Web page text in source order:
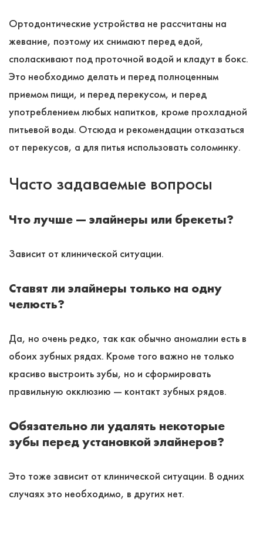
Ортодонтические устройства не рассчитаны на
жевание, поэтому их снимают перед едой,
споласкивают под проточной водой и кладут в бокс.
Это необходимо делать и перед полноценным
приемом пищи, и перед перекусом, и перед
употреблением любых напитков, кроме прохладной
питьевой воды. Отсюда и рекомендации отказаться
от перекусов, а для питья использовать соломинку.
Часто задаваемые вопросы
Что лучше ― элайнеры или брекеты?
Зависит от клинической ситуации.
Ставят ли элайнеры только на одну
челюсть?
Да, но очень редко, так как обычно аномалии есть в
обоих зубных рядах. Кроме того важно не только
красиво выстроить зубы, но и сформировать
правильную окклюзию ― контакт зубных рядов.
Обязательно ли удалять некоторые
зубы перед установкой элайнеров?
Это тоже зависит от клинической ситуации. В одних
случаях это необходимо, в других нет.